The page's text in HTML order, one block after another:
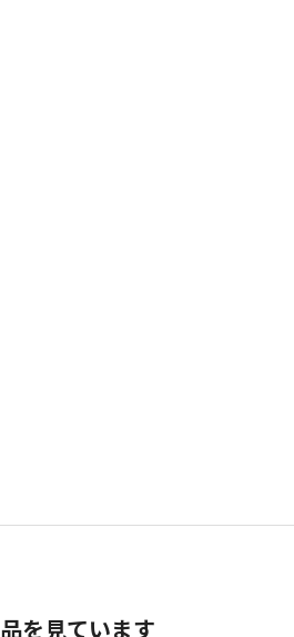
を見ています